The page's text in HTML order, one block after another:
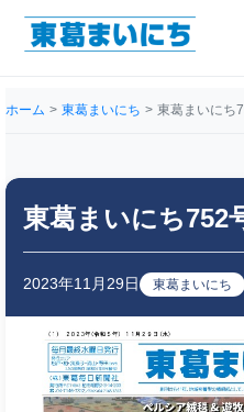
ホーム 東葛まいにち 東葛まいにち
東葛まいにち752
2023年11月29日 東葛まいにち